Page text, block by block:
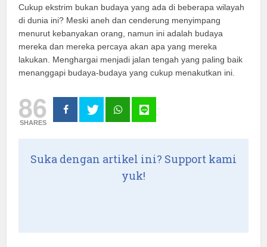
Cukup ekstrim bukan budaya yang ada di beberapa wilayah
di dunia ini? Meski aneh dan cenderung menyimpang
menurut kebanyakan orang, namun ini adalah budaya
mereka dan mereka percaya akan apa yang mereka
lakukan. Menghargai menjadi jalan tengah yang paling baik
menanggapi budaya-budaya yang cukup menakutkan ini.
86
SHARES
Suka dengan artikel ini? Support kami
yuk!